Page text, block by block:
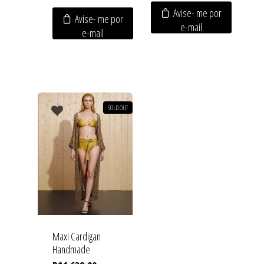
Avise- me por
e-mail
Avise- me por
e-mail
Maxi Cardigan
Handmade
SOLD OUT